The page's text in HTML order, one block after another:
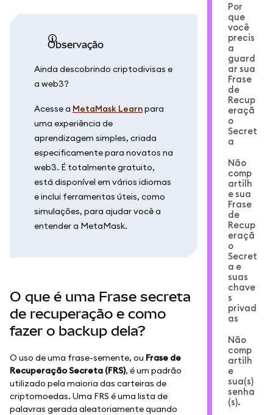
observação
Ainda descobrindo criptodivisas e
a web3?
Acesse a MetaMask Learnpara
uma experiência de
aprendizagem simples, criada
especificamente para novatos na
web3. É totalmente gratuito,
está disponível em vários idiomas
e inclui ferramentas úteis, como
simulações, para ajudar você a
entender a MetaMask.
O que é uma Frase secreta
de recuperação e como
fazer o backup dela?
O uso de uma frase-semente, ou Frase de
Recuperação Secreta (FRS), é um padrão
utilizado pela maioria das carteiras de
criptomoedas. Uma FRS é uma lista de
palavras gerada aleatoriamente quando
Por
que
você
precis
a
guard
ar sua
Frase
de
Recup
eraçã
o
Secret
a
Não
comp
artilh
e sua
Frase
de
Recup
eraçã
o
Secret
a e
suas
chave
s
privad
as
Não
comp
artilh
e
sua(s)
senha
(s).